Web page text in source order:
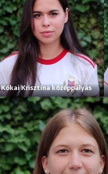
Kókai Krisztina középpályás